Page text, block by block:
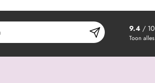
9.4/ 10
Toon alles